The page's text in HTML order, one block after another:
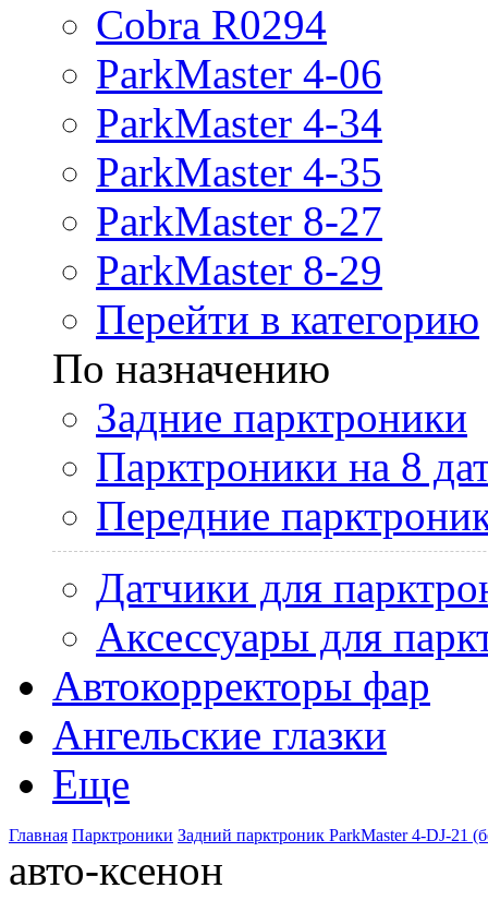
Cobra R0294
ParkMaster 4-06
ParkMaster 4-34
ParkMaster 4-35
ParkMaster 8-27
ParkMaster 8-29
Перейти в категорию
По назначению
Задние парктроники
Парктроники на 8
Передние
Датчики для
Аксессуары для
Автокорректоры фар
Ангельские глазки
Еще
Главная Парктроники Задний парктроник ParkMaster 4-DJ-21
авто-ксенон